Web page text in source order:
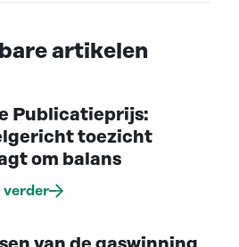
artikelen
Publicatieprijs:
toezicht
om balans
verder